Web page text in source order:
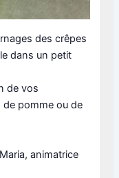
des crêpes
dans un petit
de vos
de pomme ou de
animatrice